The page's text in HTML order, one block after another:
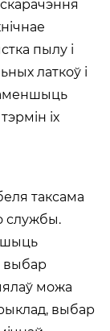
пылу і
латкоў і
іх
таксама
службы.
выбар
можа
выбар